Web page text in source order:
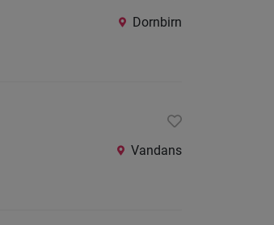
Dornbirn
Vandans